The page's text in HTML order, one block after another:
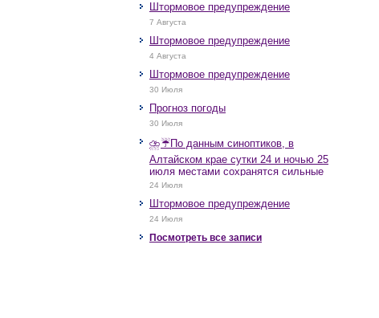
Штормовое предупреждение
7 Августа
Штормовое предупреждение
4 Августа
Штормовое предупреждение
30 Июля
Прогноз погоды
30 Июля
⛈️☔️По данным синоптиков, в
Алтайском крае сутки 24 и ночью 25
июля местами сохранятся сильные
дожди, грозы, при грозах очень
крупный град, шквалистое усиление
ветра до 17-22 м/с, местами порывы
25 м/с и более.
24 Июля
Штормовое предупреждение
24 Июля
Посмотреть все записи